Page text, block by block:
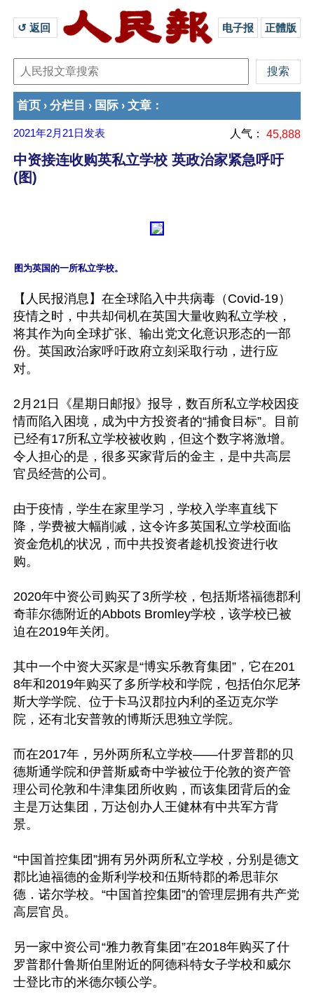
↺ 返回 电子报 正體版
首页 › 分栏目 › 国际 › 文章 ：
2021年2月21日 发表 人气： 45,888
中资接连收购英私立学校 英政治家紧急呼吁
(图)
【人民报消息】在全球陷入中共病毒（Covid-19）
疫情之时，中共却伺机在英国大量收购私立学校，
将其作为向全球扩张、输出党文化意识形态的一部
份。英国政治家呼吁政府立刻采取行动，进行应
对。
2月21日《星期日邮报》报导，数百所私立学校因疫
情而陷入困境，成为中方投资者的“捕食目标”。目前
已经有17所私立学校被收购，但这个数字将激增。
令人担心的是，很多买家背后的金主，是中共高层
官员经营的公司。
由于疫情，学生在家里学习，学校入学率直线下
降，学费被大幅削减，这令许多英国私立学校面临
资金危机的状况，而中共投资者趁机投资进行收
购。
2020年中资公司购买了3所学校，包括斯塔福德郡利
奇菲尔德附近的Abbots Bromley学校，该学校已被
迫在2019年关闭。
其中一个中资大买家是“博实乐教育集团”，它在201
8年和2019年购买了多所学校和学院，包括伯尔尼茅
斯大学学院、位于卡马汉郡拉内利的圣迈克尔学
院，还有北安普敦的博斯沃思独立学院。
而在2017年，另外两所私立学校——什罗普郡的贝
德斯通学院和伊普斯威奇中学被位于伦敦的资产管
理公司伦敦和牛津集团所收购，而该集团背后的金
主是万达集团，万达创办人王健林有中共军方背
景。
“中国首控集团”拥有另外两所私立学校，分别是德文
郡比迪福德的金斯利学校和伍斯特郡的希思菲尔
德．诺尔学校。“中国首控集团”的管理层拥有共产党
高层官员。
另一家中资公司“雅力教育集团”在2018年购买了什
罗普郡什鲁斯伯里附近的阿德科特女子学校和威尔
士登比市的米德尔顿公学。